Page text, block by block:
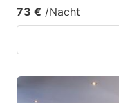
73 € /Nacht